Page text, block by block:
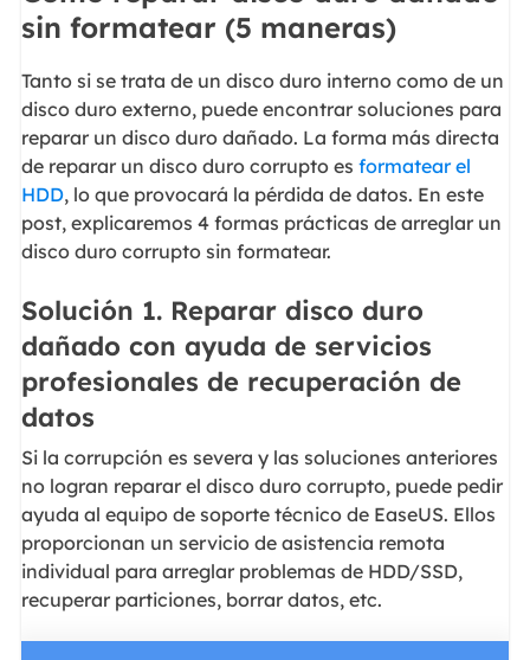
sin formatear (5 maneras)
Tanto si se trata de un disco duro interno como de un
disco duro externo, puede encontrar soluciones para
reparar un disco duro dañado. La forma más directa
de reparar un disco duro corrupto es formatear el
HDD, lo que provocará la pérdida de datos. En este
post, explicaremos 4 formas prácticas de arreglar un
disco duro corrupto sin formatear.
Solución 1. Reparar disco duro
dañado con ayuda de servicios
profesionales de recuperación de
datos
Si la corrupción es severa y las soluciones anteriores
no logran reparar el disco duro corrupto, puede pedir
ayuda al equipo de soporte técnico de EaseUS. Ellos
proporcionan un servicio de asistencia remota
individual para arreglar problemas de HDD/SSD,
recuperar particiones, borrar datos, etc.